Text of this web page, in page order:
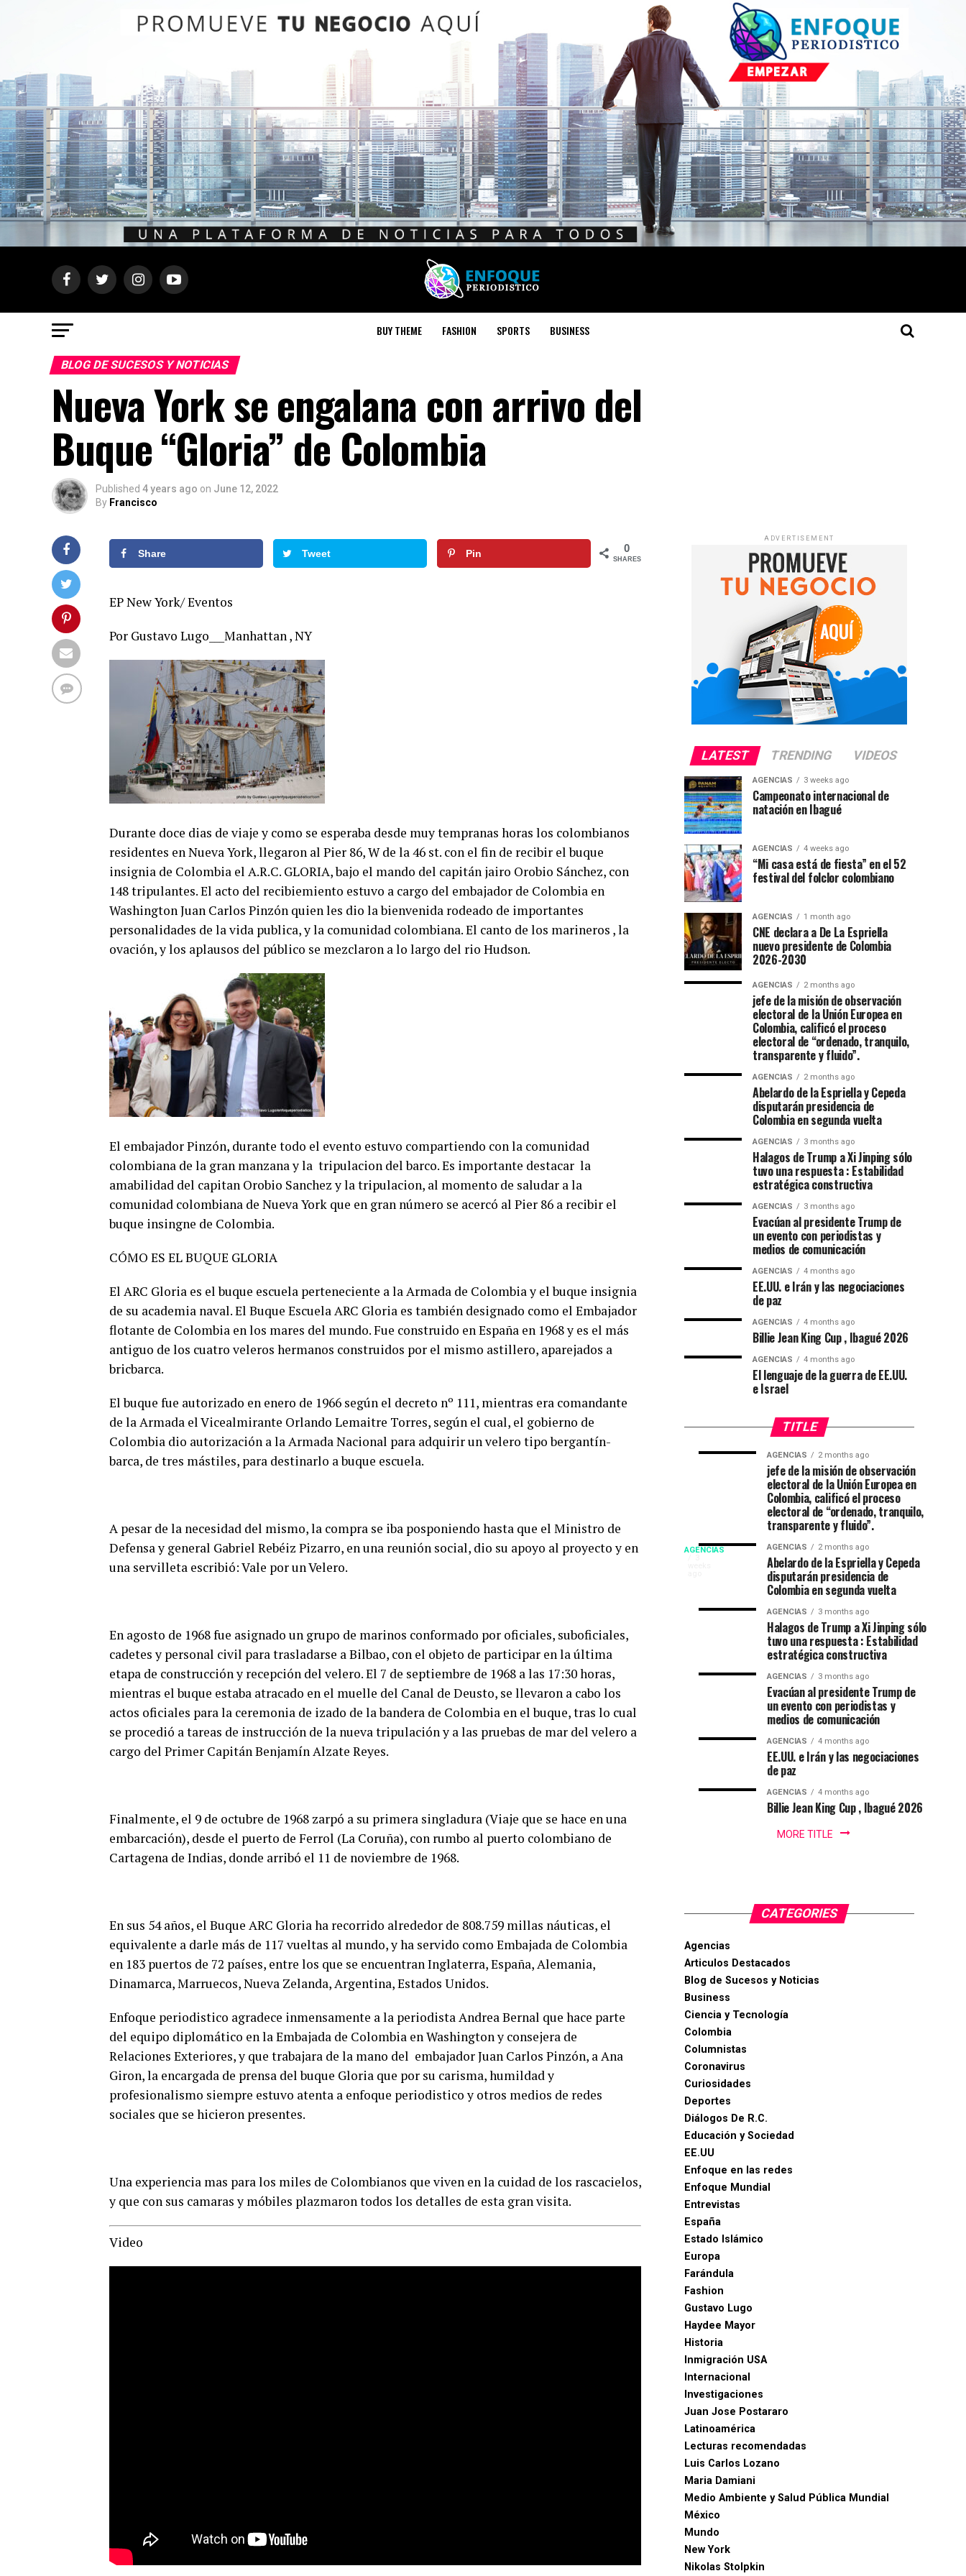
BUY THEME FASHION SPORTS BUSINESS
BLOG DE SUCESOS Y NOTICIAS
Nueva York se engalana con arrivo del
Buque “Gloria” de Colombia
Published 4 years ago on June 12, 2022
By Francisco
Share Tweet Pin 0
SHARES
EP New York/ Eventos
Por Gustavo Lugo___Manhattan , NY
Durante doce dias de viaje y como se esperaba desde muy tempranas horas los colombianos
residentes en Nueva York, llegaron al Pier 86, W de la 46 st. con el fin de recibir el buque
insignia de Colombia el A.R.C. GLORIA, bajo el mando del capitán jairo Orobio Sánchez, con
148 tripulantes. El acto del recibiemiento estuvo a cargo del embajador de Colombia en
Washington Juan Carlos Pinzón quien les dio la bienvenida rodeado de importantes
personalidades de la vida publica, y la comunidad colombiana. El canto de los marineros , la
ovación, y los aplausos del público se mezclaron a lo largo del rio Hudson.
El embajador Pinzón, durante todo el evento estuvo compartiendo con la comunidad
colombiana de la gran manzana y la tripulacion del barco. Es importante destacar la
amabilidad del capitan Orobio Sanchez y la tripulacion, al momento de saludar a la
comunidad colombiana de Nueva York que en gran número se acercó al Pier 86 a recibir el
buque insingne de Colombia.
CÓMO ES EL BUQUE GLORIA
El ARC Gloria es el buque escuela perteneciente a la Armada de Colombia y el buque insignia
de su academia naval. El Buque Escuela ARC Gloria es también designado como el Embajador
flotante de Colombia en los mares del mundo. Fue construido en España en 1968 y es el más
antiguo de los cuatro veleros hermanos construidos por el mismo astillero, aparejados a
bricbarca.
El buque fue autorizado en enero de 1966 según el decreto nº 111, mientras era comandante
de la Armada el Vicealmirante Orlando Lemaitre Torres, según el cual, el gobierno de
Colombia dio autorización a la Armada Nacional para adquirir un velero tipo bergantín-
barca, de tres mástiles, para destinarlo a buque escuela.
A pesar de la necesidad del mismo, la compra se iba posponiendo hasta que el Ministro de
Defensa y general Gabriel Rebéiz Pizarro, en una reunión social, dio su apoyo al proyecto y en
una servilleta escribió: Vale por un Velero.
En agosto de 1968 fue asignado un grupo de marinos conformado por oficiales, suboficiales,
cadetes y personal civil para trasladarse a Bilbao, con el objeto de participar en la última
etapa de construcción y recepción del velero. El 7 de septiembre de 1968 a las 17:30 horas,
mientras el buque estaba atracado en el muelle del Canal de Deusto, se llevaron a cabo los
actos oficiales para la ceremonia de izado de la bandera de Colombia en el buque, tras lo cual
se procedió a tareas de instrucción de la nueva tripulación y a las pruebas de mar del velero a
cargo del Primer Capitán Benjamín Alzate Reyes.
Finalmente, el 9 de octubre de 1968 zarpó a su primera singladura (Viaje que se hace en una
embarcación), desde el puerto de Ferrol (La Coruña), con rumbo al puerto colombiano de
Cartagena de Indias, donde arribó el 11 de noviembre de 1968.
En sus 54 años, el Buque ARC Gloria ha recorrido alrededor de 808.759 millas náuticas, el
equivalente a darle más de 117 vueltas al mundo, y ha servido como Embajada de Colombia
en 183 puertos de 72 países, entre los que se encuentran Inglaterra, España, Alemania,
Dinamarca, Marruecos, Nueva Zelanda, Argentina, Estados Unidos.
Enfoque periodistico agradece inmensamente a la periodista Andrea Bernal que hace parte
del equipo diplomático en la Embajada de Colombia en Washington y consejera de
Relaciones Exteriores, y que trabajara de la mano del embajador Juan Carlos Pinzón, a Ana
Giron, la encargada de prensa del buque Gloria que por su carisma, humildad y
profesionalismo siempre estuvo atenta a enfoque periodistico y otros medios de redes
sociales que se hicieron presentes.
Una experiencia mas para los miles de Colombianos que viven en la cuidad de los rascacielos,
y que con sus camaras y móbiles plazmaron todos los detalles de esta gran visita.
Video
ADVERTISEMENT
LATEST TRENDING VIDEOS
AGENCIAS 3 weeks ago
Campeonato internacional de
natación en Ibagué
AGENCIAS 4 weeks ago
“Mi casa está de fiesta” en el 52
festival del folclor colombiano
AGENCIAS 1 month ago
CNE declara a De La Espriella
nuevo presidente de Colombia
2026-2030
AGENCIAS 2 months ago
jefe de la misión de observación
electoral de la Unión Europea en
Colombia, calificó el proceso
electoral de “ordenado, tranquilo,
transparente y fluido”.
AGENCIAS 2 months ago
Abelardo de la Espriella y Cepeda
disputarán presidencia de
Colombia en segunda vuelta
AGENCIAS 3 months ago
Halagos de Trump a Xi Jinping sólo
tuvo una respuesta : Estabilidad
estratégica constructiva
AGENCIAS 3 months ago
Evacúan al presidente Trump de
un evento con periodistas y
medios de comunicación
AGENCIAS 4 months ago
EE.UU. e Irán y las negociaciones
de paz
AGENCIAS 4 months ago
Billie Jean King Cup , Ibagué 2026
AGENCIAS 4 months ago
El lenguaje de la guerra de EE.UU.
e Israel
TITLE
AGENCIAS
Campeonato
internacional
natación
NEWS
fiesta”
en
festival
Espriella
AGENCIAS 2 months ago
jefe de la misión de observación
electoral de la Unión Europea en
Colombia, calificó el proceso
electoral de “ordenado, tranquilo,
transparente y fluido”.
AGENCIAS 2 months ago
Abelardo de la Espriella y Cepeda
disputarán presidencia de
Colombia en segunda vuelta
AGENCIAS 3 months ago
Halagos de Trump a Xi Jinping sólo
tuvo una respuesta : Estabilidad
estratégica constructiva
AGENCIAS 3 months ago
Evacúan al presidente Trump de
un evento con periodistas y
medios de comunicación
AGENCIAS 4 months ago
EE.UU. e Irán y las negociaciones
de paz
AGENCIAS 4 months ago
Billie Jean King Cup , Ibagué 2026
MORE TITLE
CATEGORIES
Agencias
Articulos Destacados
Blog de Sucesos y Noticias
Business
Ciencia y Tecnología
Colombia
Columnistas
Coronavirus
Curiosidades
Deportes
Diálogos De R.C.
Educación y Sociedad
EE.UU
Enfoque en las redes
Enfoque Mundial
Entrevistas
España
Estado Islámico
Europa
Farándula
Fashion
Gustavo Lugo
Haydee Mayor
Historia
Inmigración USA
Internacional
Investigaciones
Juan Jose Postararo
Latinoamérica
Lecturas recomendadas
Luis Carlos Lozano
Maria Damiani
Medio Ambiente y Salud Pública Mundial
México
Mundo
New York
Nikolas Stolpkin